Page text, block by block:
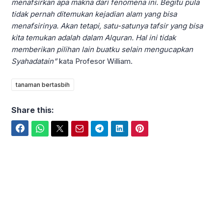
menafsirkan apa makna dari fenomena ini. Begitu pula
tidak pernah ditemukan kejadian alam yang bisa
menafsirinya. Akan tetapi, satu-satunya tafsir yang bisa
kita temukan adalah dalam Alquran. Hal ini tidak
memberikan pilihan lain buatku selain mengucapkan
Syahadatain”kata Profesor William.
tanaman bertasbih
Share this: